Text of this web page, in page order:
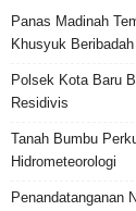
Panas Madinah
Khusyuk
Polsek Kota Baru
Residivis
Tanah Bumbu
Hidrometeorologi
Penandatanganan